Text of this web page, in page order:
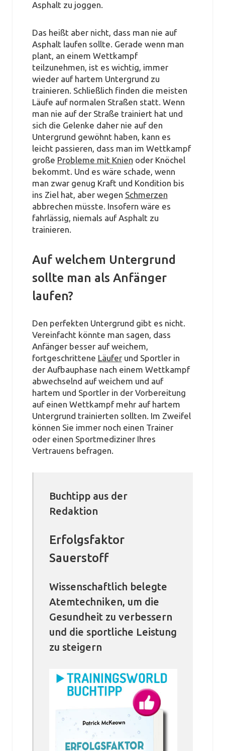
Asphalt zu joggen.
Das heißt aber nicht, dass man nie auf
Asphalt laufen sollte. Gerade wenn man
plant, an einem Wettkampf
teilzunehmen, ist es wichtig, immer
wieder auf hartem Untergrund zu
trainieren. Schließlich finden die meisten
Läufe auf normalen Straßen statt. Wenn
man nie auf der Straße trainiert hat und
sich die Gelenke daher nie auf den
Untergrund gewöhnt haben, kann es
leicht passieren, dass man im Wettkampf
große Probleme mit Knien oder Knöchel
bekommt. Und es wäre schade, wenn
man zwar genug Kraft und Kondition bis
ins Ziel hat, aber wegen Schmerzen
abbrechen müsste. Insofern wäre es
fahrlässig, niemals auf Asphalt zu
trainieren.
Auf welchem Untergrund
sollte man als Anfänger
laufen?
Den perfekten Untergrund gibt es nicht.
Vereinfacht könnte man sagen, dass
Anfänger besser auf weichem,
fortgeschrittene Läuferund Sportler in
der Aufbauphase nach einem Wettkampf
abwechselnd auf weichem und auf
hartem und Sportler in der Vorbereitung
auf einen Wettkampf mehr auf hartem
Untergrund trainierten sollten. Im Zweifel
können Sie immer noch einen Trainer
oder einen Sportmediziner Ihres
Vertrauens befragen.
Buchtipp aus der
Redaktion
Erfolgsfaktor
Sauerstoff
Wissenschaftlich belegte
Atemtechniken, um die
Gesundheit zu verbessern
und die sportliche Leistung
zu steigern